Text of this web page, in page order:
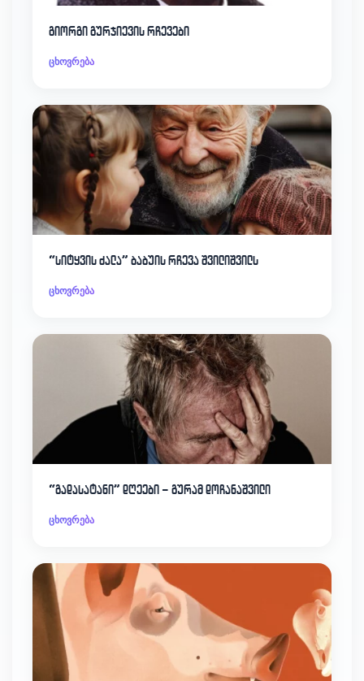
გიორგი გურჯიევის რჩევები
ცხოვრება
“სიტყვის ძალა” ბაბუის რჩევა შვილიშვილს
ცხოვრება
“გადასატანი” დღეები – გურამ დოჩანაშვილი
ცხოვრება